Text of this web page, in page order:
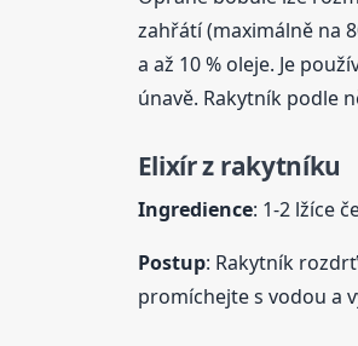
zahřátí (maximálně na
a až 10 % oleje. Je
únavě. Rakytník podle
Elixír z rakytníku
Ingredience: 1-2 lžíce
Postup: Rakytník
promíchejte s vodou a